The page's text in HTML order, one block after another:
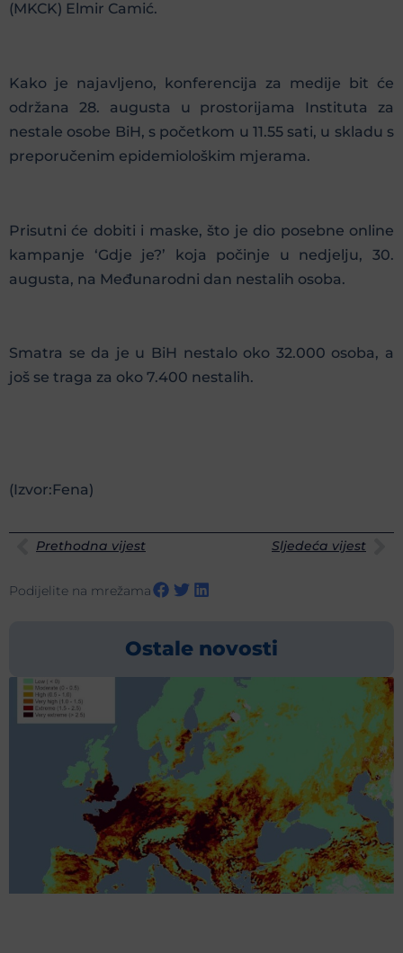
(MKCK) Elmir Camić.
Kako je najavljeno, konferencija za medije bit će
održana 28. augusta u prostorijama Instituta za
nestale osobe BiH, s početkom u 11.55 sati, u skladu s
preporučenim epidemiološkim mjerama.
Prisutni će dobiti i maske, što je dio posebne online
kampanje ‘Gdje je?’ koja počinje u nedjelju, 30.
augusta, na Međunarodni dan nestalih osoba.
Smatra se da je u BiH nestalo oko 32.000 osoba, a
još se traga za oko 7.400 nestalih.
(Izvor:Fena)
Prethodna vijest Sljedeća vijest
Podijelite na mrežama
Ostale novosti